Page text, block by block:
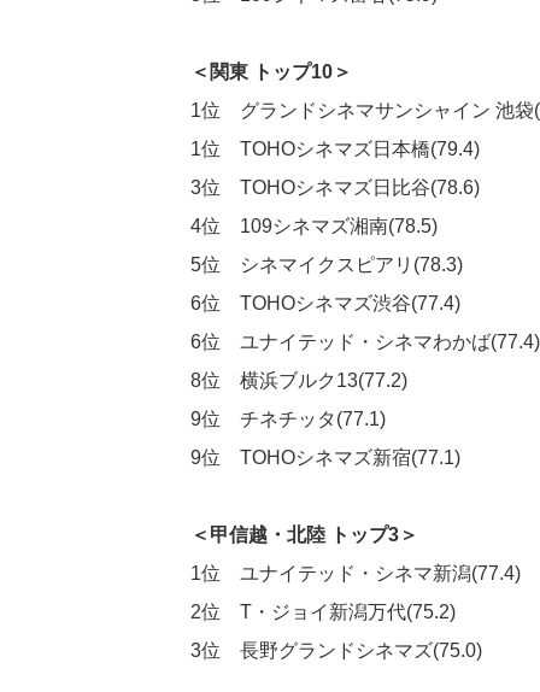
＜関東 トップ10＞
1位 グランドシネマサンシャイン 池袋
1位 TOHOシネマズ日本橋(79.4)
3位 TOHOシネマズ日比谷(78.6)
4位 109シネマズ湘南(78.5)
5位 シネマイクスピアリ(78.3)
6位 TOHOシネマズ渋谷(77.4)
6位 ユナイテッド・シネマわかば(77.4)
8位 横浜ブルク13(77.2)
9位 チネチッタ(77.1)
9位 TOHOシネマズ新宿(77.1)
＜甲信越・北陸 トップ3＞
1位 ユナイテッド・シネマ新潟(77.4)
2位 T・ジョイ新潟万代(75.2)
3位 長野グランドシネマズ(75.0)